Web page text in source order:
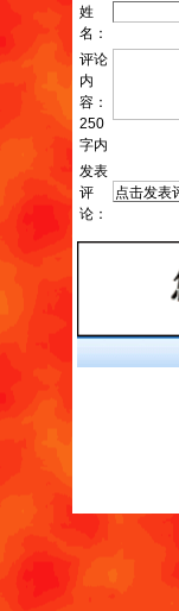
姓
名：
评论
内
容：
250
字内
发表
评
论：